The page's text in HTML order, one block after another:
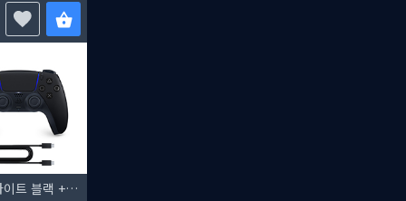
듀얼센스 무선 컨트롤러 미드나이트 블랙 + PC용 USB 케이블 + 붉은사막